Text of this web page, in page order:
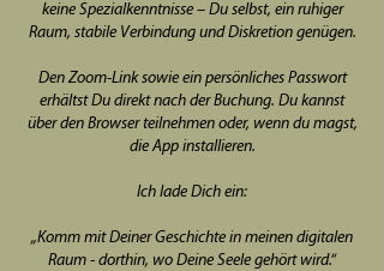
keine Spezialkenntnisse – Du selbst, ein ruhiger
Raum, stabile Verbindung und Diskretion genügen.
Den Zoom-Link sowie ein persönliches Passwort
erhältst Du direkt nach der Buchung. Du kannst
über den Browser teilnehmen oder, wenn du magst,
die App installieren.
Ich lade Dich ein:
„Komm mit Deiner Geschichte in meinen digitalen
Raum - dorthin, wo Deine Seele gehört wird.“